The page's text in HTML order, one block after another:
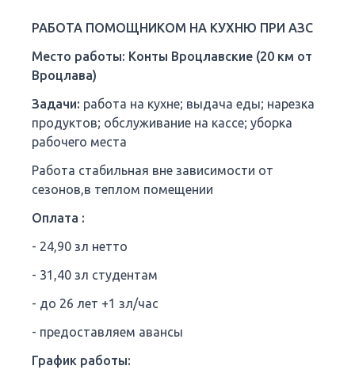
РАБОТА ПОМОЩНИКОМ НА КУХНЮ ПРИ АЗС
Место работы: Конты Вроцлавские (20 км от
Вроцлава)
Задачи: работа на кухне; выдача еды; нарезка
продуктов; обслуживание на кассе; уборка
рабочего места
Работа стабильная вне зависимости от
сезонов,в теплом помещении
Оплата :
- 24,90 зл нетто
- 31,40 зл студентам
- до 26 лет +1 зл/час
- предоставляем авансы
График работы: